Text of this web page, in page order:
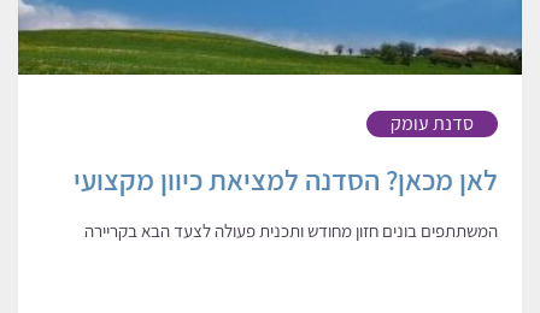
סדנת עומק
לאן מכאן? הסדנה למציאת כיוון מקצועי
המשתתפים בונים חזון מחודש ותכנית פעולה לצעד הבא בקריירה